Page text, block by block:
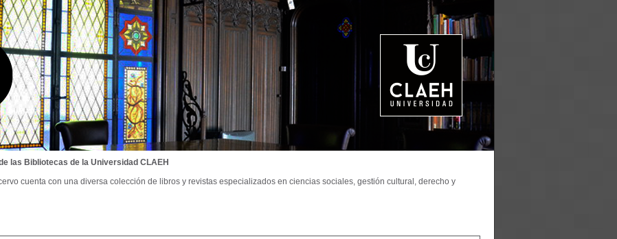
las Bibliotecas de la Universidad CLAEH
cuenta con una diversa colección de libros y revistas especializados en ciencias sociales, gestión cultural, derecho y